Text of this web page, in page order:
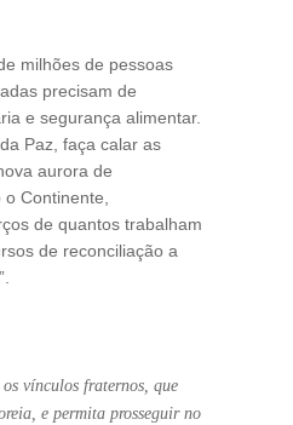
milhões de pessoas
precisam de
e segurança alimentar.
Paz, faça calar as
aurora de
Continente,
de quantos trabalham
de reconciliação a
vínculos fraternos, que
e permita prosseguir no